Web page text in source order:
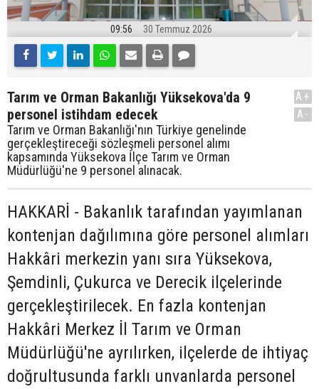
09:56 30 Temmuz 2026
Tarım ve Orman Bakanlığı Yüksekova'da 9
personel istihdam edecek
Tarım ve Orman Bakanlığı'nın Türkiye genelinde
gerçekleştireceği sözleşmeli personel alımı
kapsamında Yüksekova İlçe Tarım ve Orman
Müdürlüğü'ne 9 personel alınacak.
A+
A-
HAKKARİ - Bakanlık tarafından yayımlanan
kontenjan dağılımına göre personel alımları
Hakkâri merkezin yanı sıra Yüksekova,
Şemdinli, Çukurca ve Derecik ilçelerinde
gerçekleştirilecek. En fazla kontenjan
Hakkâri Merkez İl Tarım ve Orman
Müdürlüğü'ne ayrılırken, ilçelerde de ihtiyaç
doğrultusunda farklı unvanlarda personel